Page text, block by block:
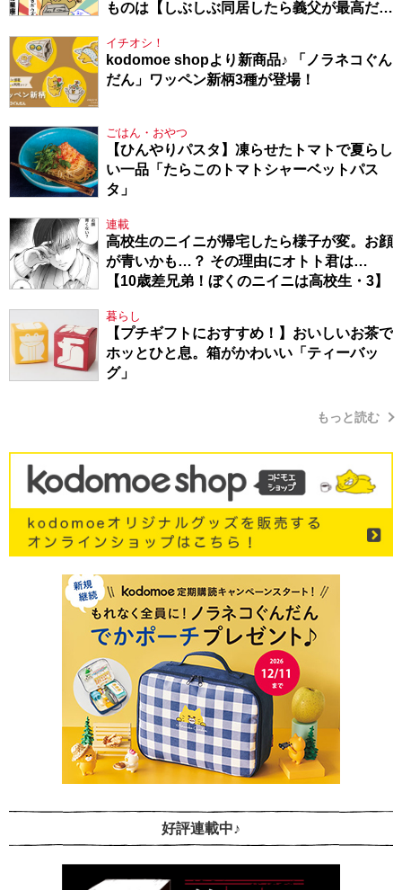
ものは【しぶしぶ同居したら義父が最高だっ
イチオシ！
kodomoe shopより新商品♪ 「ノラネコぐん
だん」ワッペン新柄3種が登場！
ごはん・おやつ
【ひんやりパスタ】凍らせたトマトで夏らし
い一品「たらこのトマトシャーベットパス
タ」
連載
高校生のニイニが帰宅したら様子が変。お顔
が青いかも…？ その理由にオトト君は…
【10歳差兄弟！ぼくのニイニは高校生・3】
暮らし
【プチギフトにおすすめ！】おいしいお茶で
ホッとひと息。箱がかわいい「ティーバッ
グ」
もっと読む
好評連載中♪